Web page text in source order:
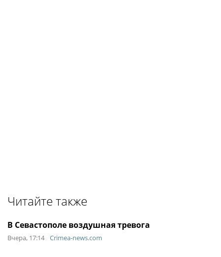
Читайте также
В Севастополе воздушная тревога
Вчера, 17:14 Crimea-news.com